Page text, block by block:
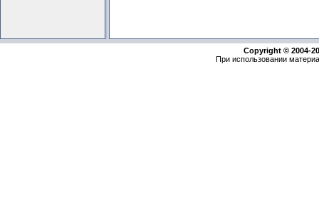
Copyright © 2004-
При использовании